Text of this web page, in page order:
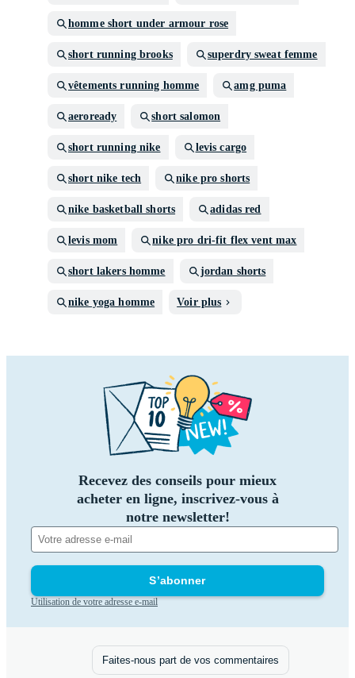
homme short under armour rose
short running brooks superdry sweat femme
vêtements running homme amg puma
aeroready short salomon
short running nike levis cargo
short nike tech nike pro shorts
nike basketball shorts adidas red
levis mom nike pro dri-fit flex vent max
short lakers homme jordan shorts
nike yoga homme Voir plus
Recevez des conseils pour mieux
acheter en ligne, inscrivez-vous à
notre newsletter!
S’abonner
Utilisation de votre adresse e-mail
Faites-nous part de vos commentaires